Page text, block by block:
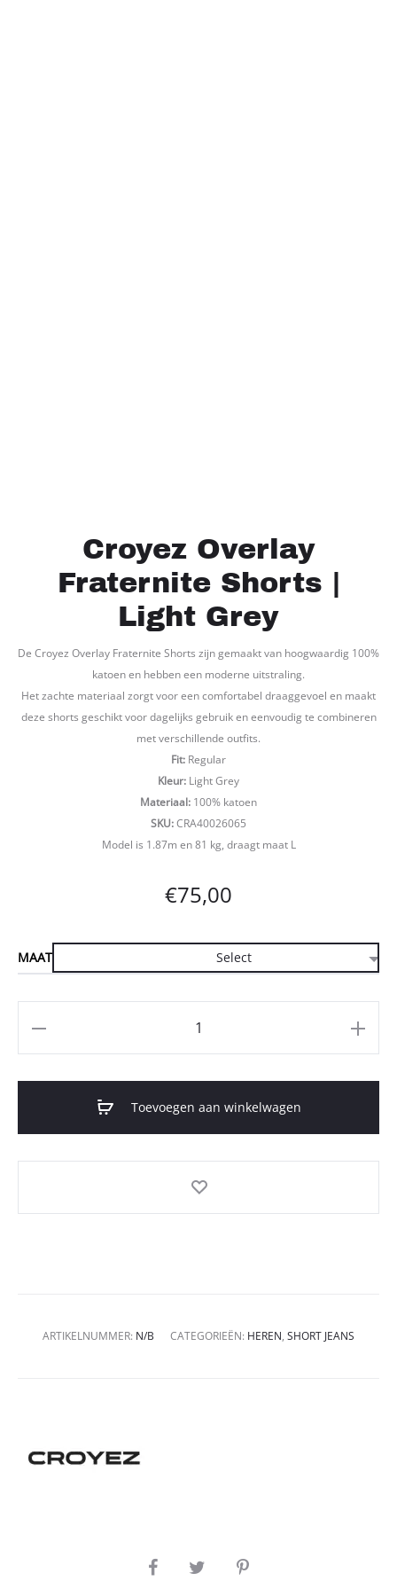
Croyez Overlay
Fraternite Shorts |
Light Grey
De Croyez Overlay Fraternite Shorts zijn gemaakt van hoogwaardig 100%
katoen en hebben een moderne uitstraling.
Het zachte materiaal zorgt voor een comfortabel draaggevoel en maakt
deze shorts geschikt voor dagelijks gebruik en eenvoudig te combineren
met verschillende outfits.
Fit: Regular
Kleur: Light Grey
Materiaal: 100% katoen
SKU:CRA40026065
Model is 1.87m en 81 kg, draagt maat L
€75,00
MAAT
Toevoegen aan winkelwagen
ARTIKELNUMMER: N/B CATEGORIEËN: HEREN, SHORT JEANS
SHARE